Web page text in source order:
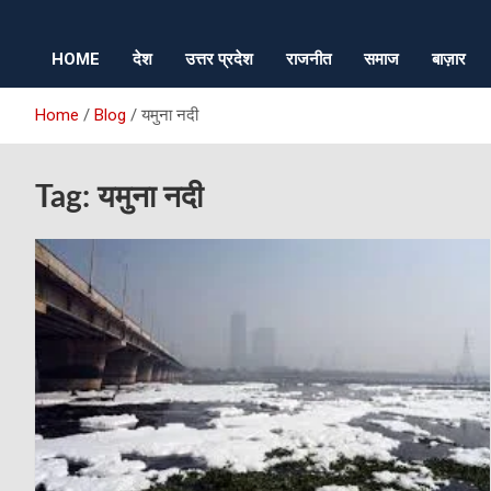
HOME देश उत्तर प्रदेश राजनीत समाज बाज़ार
Home Blog यमुना नदी
Tag:यमुना नदी